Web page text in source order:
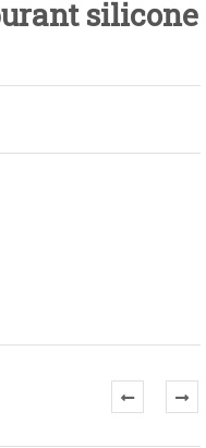
silicone